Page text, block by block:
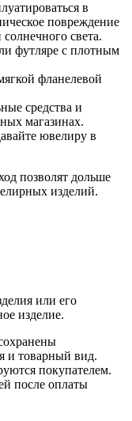
в
повреждение
света.
футляре с плотным
фланелевой
средства и
магазинах.
ювелиру в
позволят дольше
изделий.
или его
изделие.
и товарный вид.
покупателем.
после оплаты